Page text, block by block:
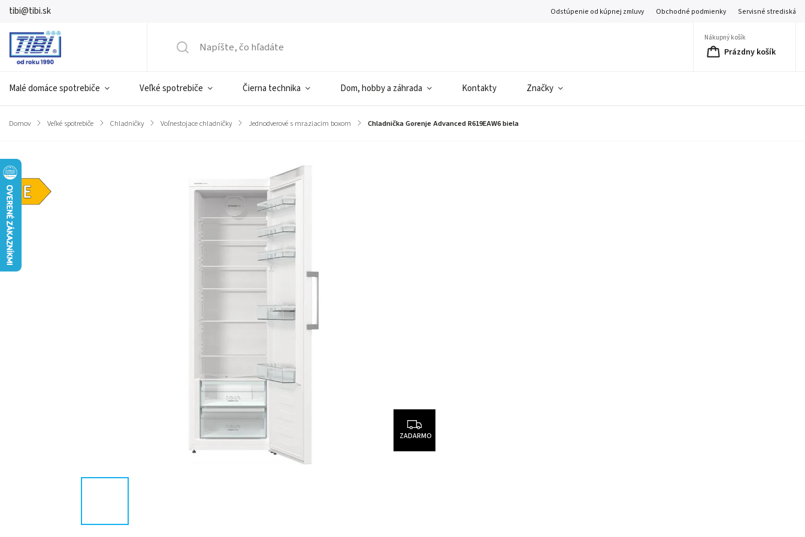
tibi@tibi.sk Odstúpenie od kúpnej zmluvy Obchodné podmienky Servisné strediská
Nákupný košík
Prázdny košík
Malé domáce spotrebiče Veľké spotrebiče Čierna technika Dom, hobby a záhrada Kontakty Značky
Domov / Veľké spotrebiče / Chladničky / Voľnestojace chladničky / Jednodverové s mraziacim boxom / Chladnička Gorenje Advanced R619EAW6 biela
Energetická
trieda E
Značka:
ZADARMO